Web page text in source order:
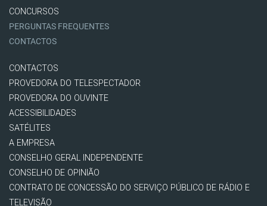
CONCURSOS
PERGUNTAS FREQUENTES
CONTACTOS
CONTACTOS
PROVEDORA DO TELESPECTADOR
PROVEDORA DO OUVINTE
ACESSIBILIDADES
SATÉLITES
A EMPRESA
CONSELHO GERAL INDEPENDENTE
CONSELHO DE OPINIÃO
CONTRATO DE CONCESSÃO DO SERVIÇO PÚBLICO DE RÁDIO E
TELEVISÃO